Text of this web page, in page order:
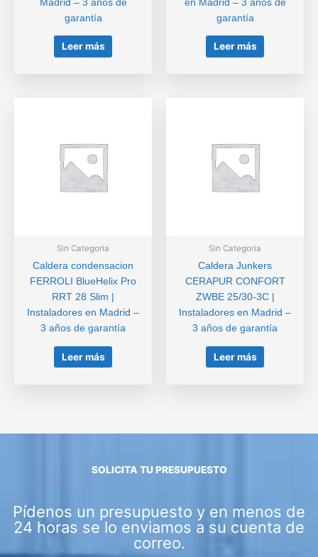
Madrid – 3 años de
garantía
Leer más
en Madrid – 3 años de
garantía
Leer más
Sin Categoria
Caldera condensacion
FERROLI BlueHelix Pro
RRT 28 Slim |
Instaladores en Madrid –
3 años de garantía
Leer más
Sin Categoria
Caldera Junkers
CERAPUR CONFORT
ZWBE 25/30-3C |
Instaladores en Madrid –
3 años de garantía
Leer más
SOLICITA TU PRESUPUESTO
Pídenos un presupuesto y en menos de
24 horas se lo enviamos a su cuenta de
correo.